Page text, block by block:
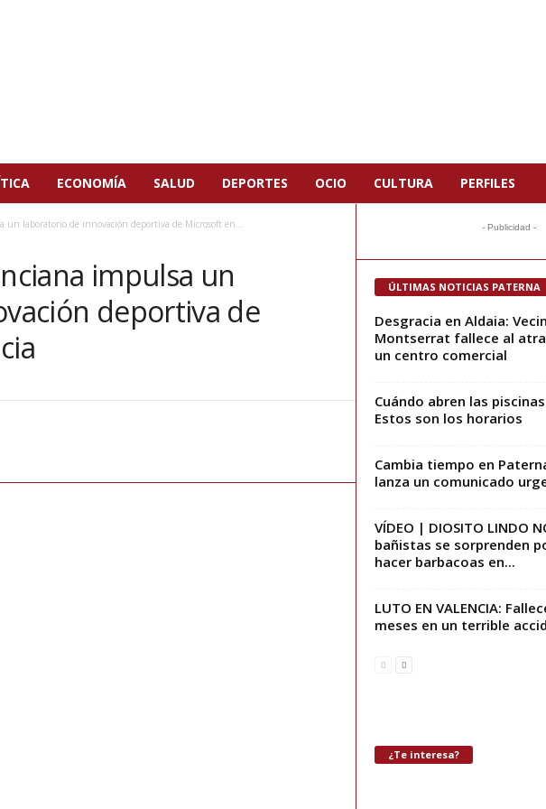
ECONOMÍA SALUD DEPORTES OCIO CULTURA PERFILES
un laboratorio de innovación deportiva de Microsoft en...
impulsa un
deportiva de
- Publicidad -
ÚLTIMAS NOTICIAS PATERNA
Desgracia en Aldaia:
Montserrat fallece al
un centro comercial
Cuándo abren las
Estos son los horarios
Cambia tiempo en
lanza un comunicado
VÍDEO | DIOSITO LINDO
bañistas se sorprenden
hacer barbacoas en...
LUTO EN VALENCIA:
meses en un terrible
¿Te interesa?